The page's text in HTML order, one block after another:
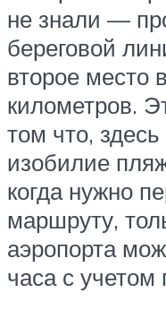
не знали —
береговой
второе
километров.
том что,
изобилие
когда нужно
маршруту,
аэропорта
часа с учетом